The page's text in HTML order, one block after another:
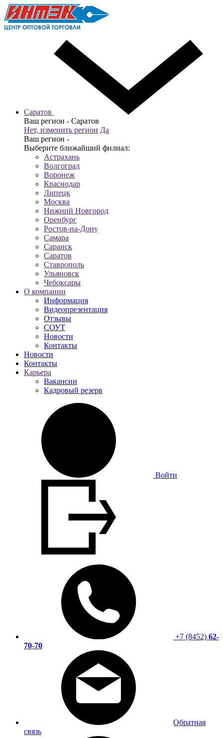
Саратов
Ваш регион - Саратов
Нет, изменить регион Да
Ваш регион -
Выберите ближайший филиал:
Астрахань
Волгоград
Воронеж
Краснодар
Липецк
Москва
Нижний Новгород
Оренбург
Ростов-на-Дону
Самара
Саранск
Саратов
Ставрополь
Ульяновск
Чебоксары
О компании
Информация
Видеопрезентация
Отзывы
СОУТ
Новости
Контакты
Новости
Контакты
Карьера
Вакансии
Кадровый резерв
Войти
+7 (8452) 62-
70-70
Обратная
связь